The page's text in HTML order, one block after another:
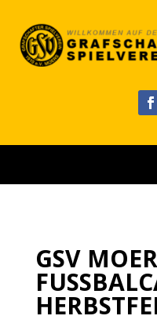
GSV